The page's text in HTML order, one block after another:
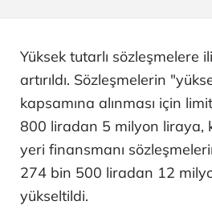
Yüksek tutarlı sözleşmelere
artırıldı. Sözleşmelerin
kapsamına alınması için
800 liradan 5 milyon liraya,
yeri finansmanı
274 bin 500 liradan 12
yükseltildi.